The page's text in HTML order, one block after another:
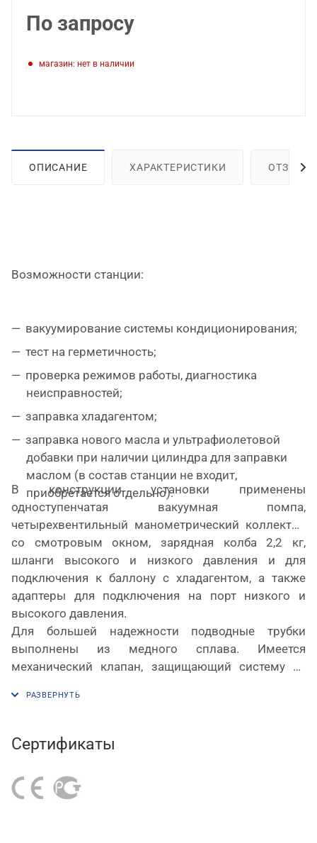
По запросу
Магазин: нет в наличии
ОПИСАНИЕ ХАРАКТЕРИСТИКИ ОТЗЫВЫ
Возможности станции:
вакуумирование системы кондиционирования;
тест на герметичность;
проверка режимов работы, диагностика
неисправностей;
заправка хладагентом;
заправка нового масла и ультрафиолетовой
добавки при наличии цилиндра для заправки
маслом (в состав станции не входит,
приобретается отдельно).
В конструкции установки применены
одноступенчатая вакуумная помпа,
четырехвентильный манометрический коллектор
со смотровым окном, зарядная колба 2,2 кг,
шланги высокого и низкого давления и для
подключения к баллону с хладагентом, а также
адаптеры для подключения на порт низкого и
высокого давления.
Для большей надежности подводные трубки
выполнены из медного сплава. Имеется
механический клапан, защищающий систему от
смонтирована на крепкой металлической стойке-
по территории цеха. Предусмотрена площадка для
установки баллона с хладагентом.
Сертификаты